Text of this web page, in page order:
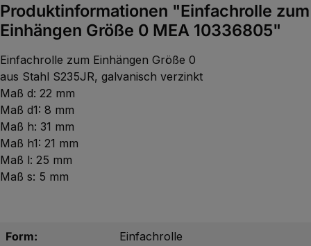
Produktinformationen "Einfachrolle zum
Einhängen Größe 0 MEA 10336805"
Einfachrolle zum Einhängen Größe 0
aus Stahl S235JR, galvanisch verzinkt
Maß d: 22 mm
Maß d1: 8 mm
Maß h: 31 mm
Maß h1: 21 mm
Maß l: 25 mm
Maß s: 5 mm
Form: Einfachrolle